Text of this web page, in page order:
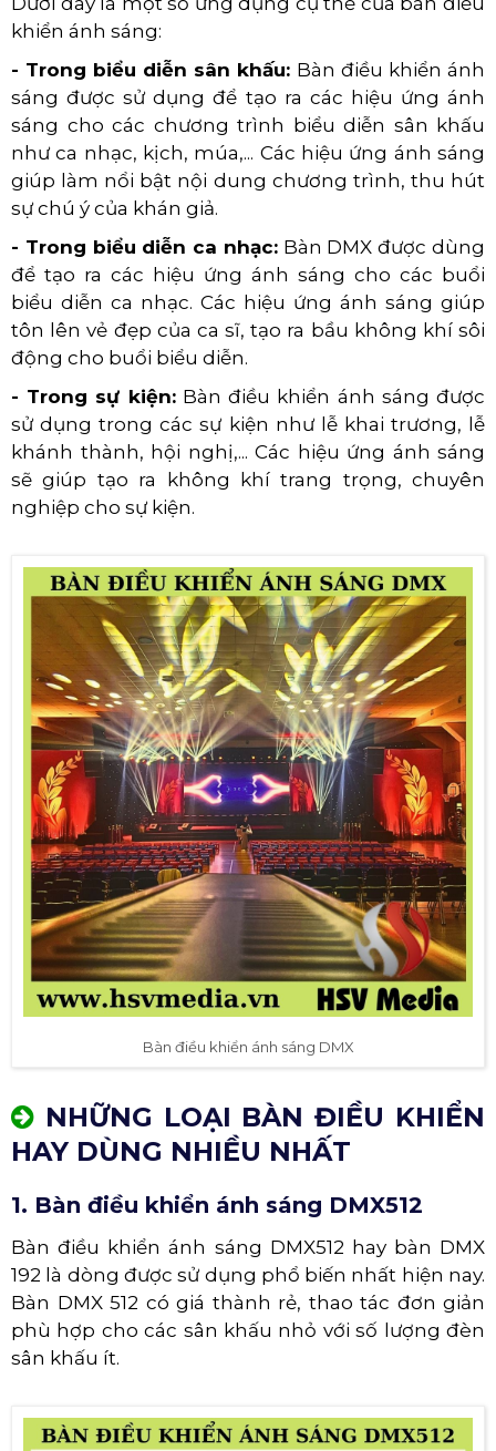
khiển ánh sáng:
- Trong biểu diễn sân khấu: Bàn điều khiển ánh
sáng được sử dụng để tạo ra các hiệu ứng ánh
sáng cho các chương trình biểu diễn sân khấu
như ca nhạc, kịch, múa,... Các hiệu ứng ánh sáng
giúp làm nổi bật nội dung chương trình, thu hút
sự chú ý của khán giả.
- Trong biểu diễn ca nhạc:Bàn DMX được dùng
để tạo ra các hiệu ứng ánh sáng cho các buổi
biểu diễn ca nhạc. Các hiệu ứng ánh sáng giúp
tôn lên vẻ đẹp của ca sĩ, tạo ra bầu không khí sôi
động cho buổi biểu diễn.
- Trong sự kiện:Bàn điều khiển ánh sáng được
sử dụng trong các sự kiện như lễ khai trương, lễ
khánh thành, hội nghị,... Các hiệu ứng ánh sáng
sẽ giúp tạo ra không khí trang trọng, chuyên
nghiệp cho sự kiện.
Bàn điều khiển ánh sáng DMX
NHỮNG LOẠI BÀN ĐIỀU KHIỂN
HAY DÙNG NHIỀU NHẤT
1. Bàn điều khiển ánh sáng DMX512
Bàn điều khiển ánh sáng DMX512 hay bàn DMX
192 là dòng được sử dụng phổ biến nhất hiện nay.
Bàn DMX 512 có giá thành rẻ, thao tác đơn giản
phù hợp cho các sân khấu nhỏ với số lượng đèn
sân khấu ít.